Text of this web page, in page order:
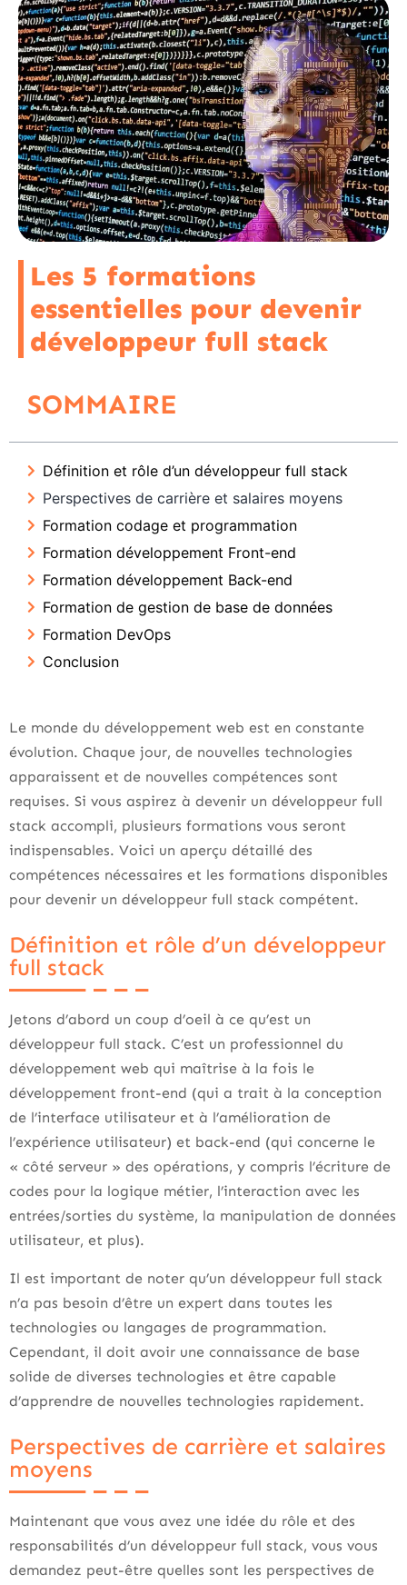
Les 5 formations
essentielles pour devenir
développeur full stack
SOMMAIRE
Définition et rôle d’un développeur full stack
Perspectives de carrière et salaires moyens
Formation codage et programmation
Formation développement Front-end
Formation développement Back-end
Formation de gestion de base de données
Formation DevOps
Conclusion
Le monde du développement web est en constante
évolution. Chaque jour, de nouvelles technologies
apparaissent et de nouvelles compétences sont
requises. Si vous aspirez à devenir un développeur full
stack accompli, plusieurs formations vous seront
indispensables. Voici un aperçu détaillé des
compétences nécessaires et les formations disponibles
pour devenir un développeur full stack compétent.
Définition et rôle d’un développeur
full stack
Jetons d’abord un coup d’oeil à ce qu’est un
développeur full stack. C’est un professionnel du
développement web qui maîtrise à la fois le
développement front-end (qui a trait à la conception
de l’interface utilisateur et à l’amélioration de
l’expérience utilisateur) et back-end (qui concerne le
« côté serveur » des opérations, y compris l’écriture de
codes pour la logique métier, l’interaction avec les
entrées/sorties du système, la manipulation de données
utilisateur, et plus).
Il est important de noter qu’un développeur full stack
n’a pas besoin d’être un expert dans toutes les
technologies ou langages de programmation.
Cependant, il doit avoir une connaissance de base
solide de diverses technologies et être capable
d’apprendre de nouvelles technologies rapidement.
Perspectives de carrière et salaires
moyens
Maintenant que vous avez une idée du rôle et des
responsabilités d’un développeur full stack, vous vous
demandez peut-être quelles sont les perspectives de